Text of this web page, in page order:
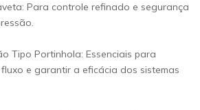
Para controle refinado e segurança
Tipo Portinhola: Essenciais para
e garantir a eficácia dos sistemas